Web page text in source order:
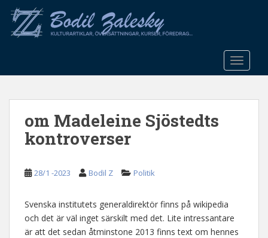
o
om Madeleine Sjöstedts
kontroverser
28/1 -2023 Bodil Z Politik
Svenska institutets generaldirektör finns på wikipedia
och det är väl inget särskilt med det. Lite intressantare
är att det sedan åtminstone 2013 finns text om hennes